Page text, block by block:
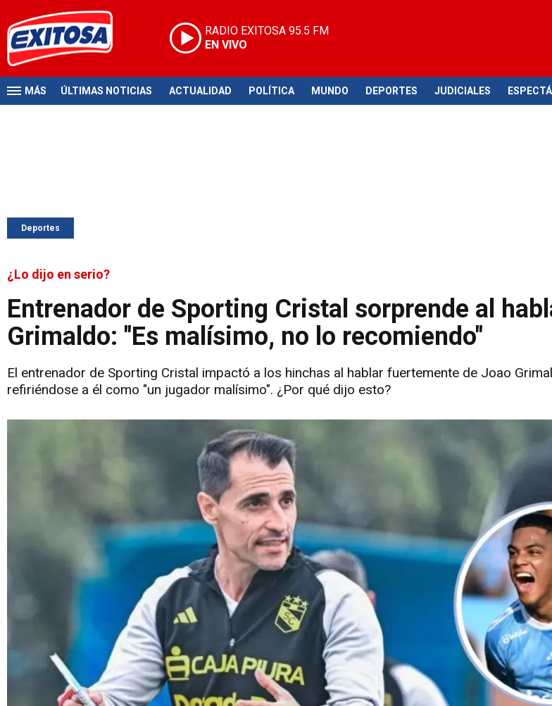
RADIO EXITOSA 95.5 FM
EN VIVO
MÁS ÚLTIMAS NOTICIAS ACTUALIDAD POLÍTICA MUNDO DEPORTES JUDICIALES
Deportes
¿Lo dijo en serio?
Entrenador de Sporting Cristal sorprende al
Grimaldo: "Es malísimo, no lo recomiendo"
El entrenador de Sporting Cristal impactó a los hinchas al hablar fuertemente de Joao
refiriéndose a él como "un jugador malísimo". ¿Por qué dijo esto?